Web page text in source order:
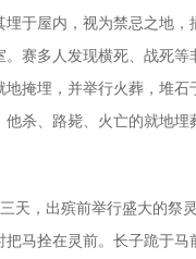
埋于屋内，视为禁忌之地，
。赛多人发现横死、战死等
掩埋，并举行火葬，堆石
杀、路毙、火亡的就地埋
天，出殡前举行盛大的祭
马拴在灵前。长子跪于马